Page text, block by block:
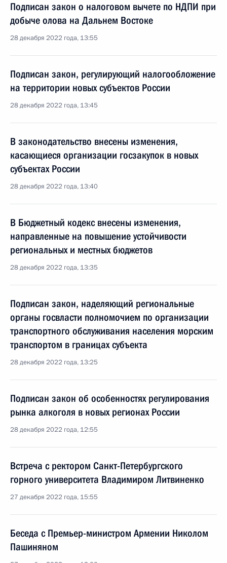
Подписан закон о налоговом вычете по НДПИ при
добыче олова на Дальнем Востоке
28 декабря 2022 года, 13:55
Подписан закон, регулирующий налогообложение
на территории новых субъектов России
28 декабря 2022 года, 13:45
В законодательство внесены изменения,
касающиеся организации госзакупок в новых
субъектах России
28 декабря 2022 года, 13:40
В Бюджетный кодекс внесены изменения,
направленные на повышение устойчивости
региональных и местных бюджетов
28 декабря 2022 года, 13:35
Подписан закон, наделяющий региональные
органы госвласти полномочием по организации
транспортного обслуживания населения морским
транспортом в границах субъекта
28 декабря 2022 года, 13:25
Подписан закон об особенностях регулирования
рынка алкоголя в новых регионах России
28 декабря 2022 года, 12:55
Встреча с ректором Санкт-Петербургского
горного университета Владимиром Литвиненко
27 декабря 2022 года, 15:55
Беседа с Премьер-министром Армении Николом
Пашиняном